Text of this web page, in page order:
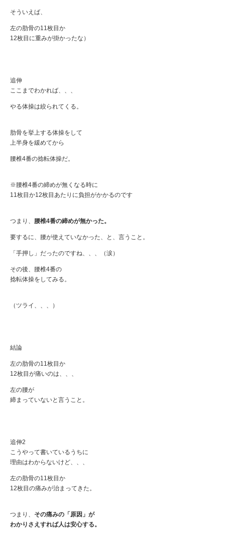
そういえば、
左の肋骨の11枚目か
12枚目に重みが掛かったな）
追伸
ここまでわかれば、、、
やる体操は絞られてくる。
肋骨を挙上する体操をして
上半身を緩めてから
腰椎4番の捻転体操だ。
※腰椎4番の締めが無くなる時に
11枚目か12枚目あたりに負担がかかるのです
つまり、 腰椎4番の締めが無かった。
要するに、腰が使えていなかった、と、言うこと。
「手押し」だったのですね、、、（涙）
その後、腰椎4番の
捻転体操をしてみる。
（ツライ、、、）
結論
左の肋骨の11枚目か
12枚目が痛いのは、、、
左の腰が
締まっていないと言うこと。
追伸2
こうやって書いているうちに
理由はわからないけど、、、
左の肋骨の11枚目か
12枚目の痛みが治まってきた。
つまり、 その痛みの「原因」が
わかりさえすれば人は安心する。